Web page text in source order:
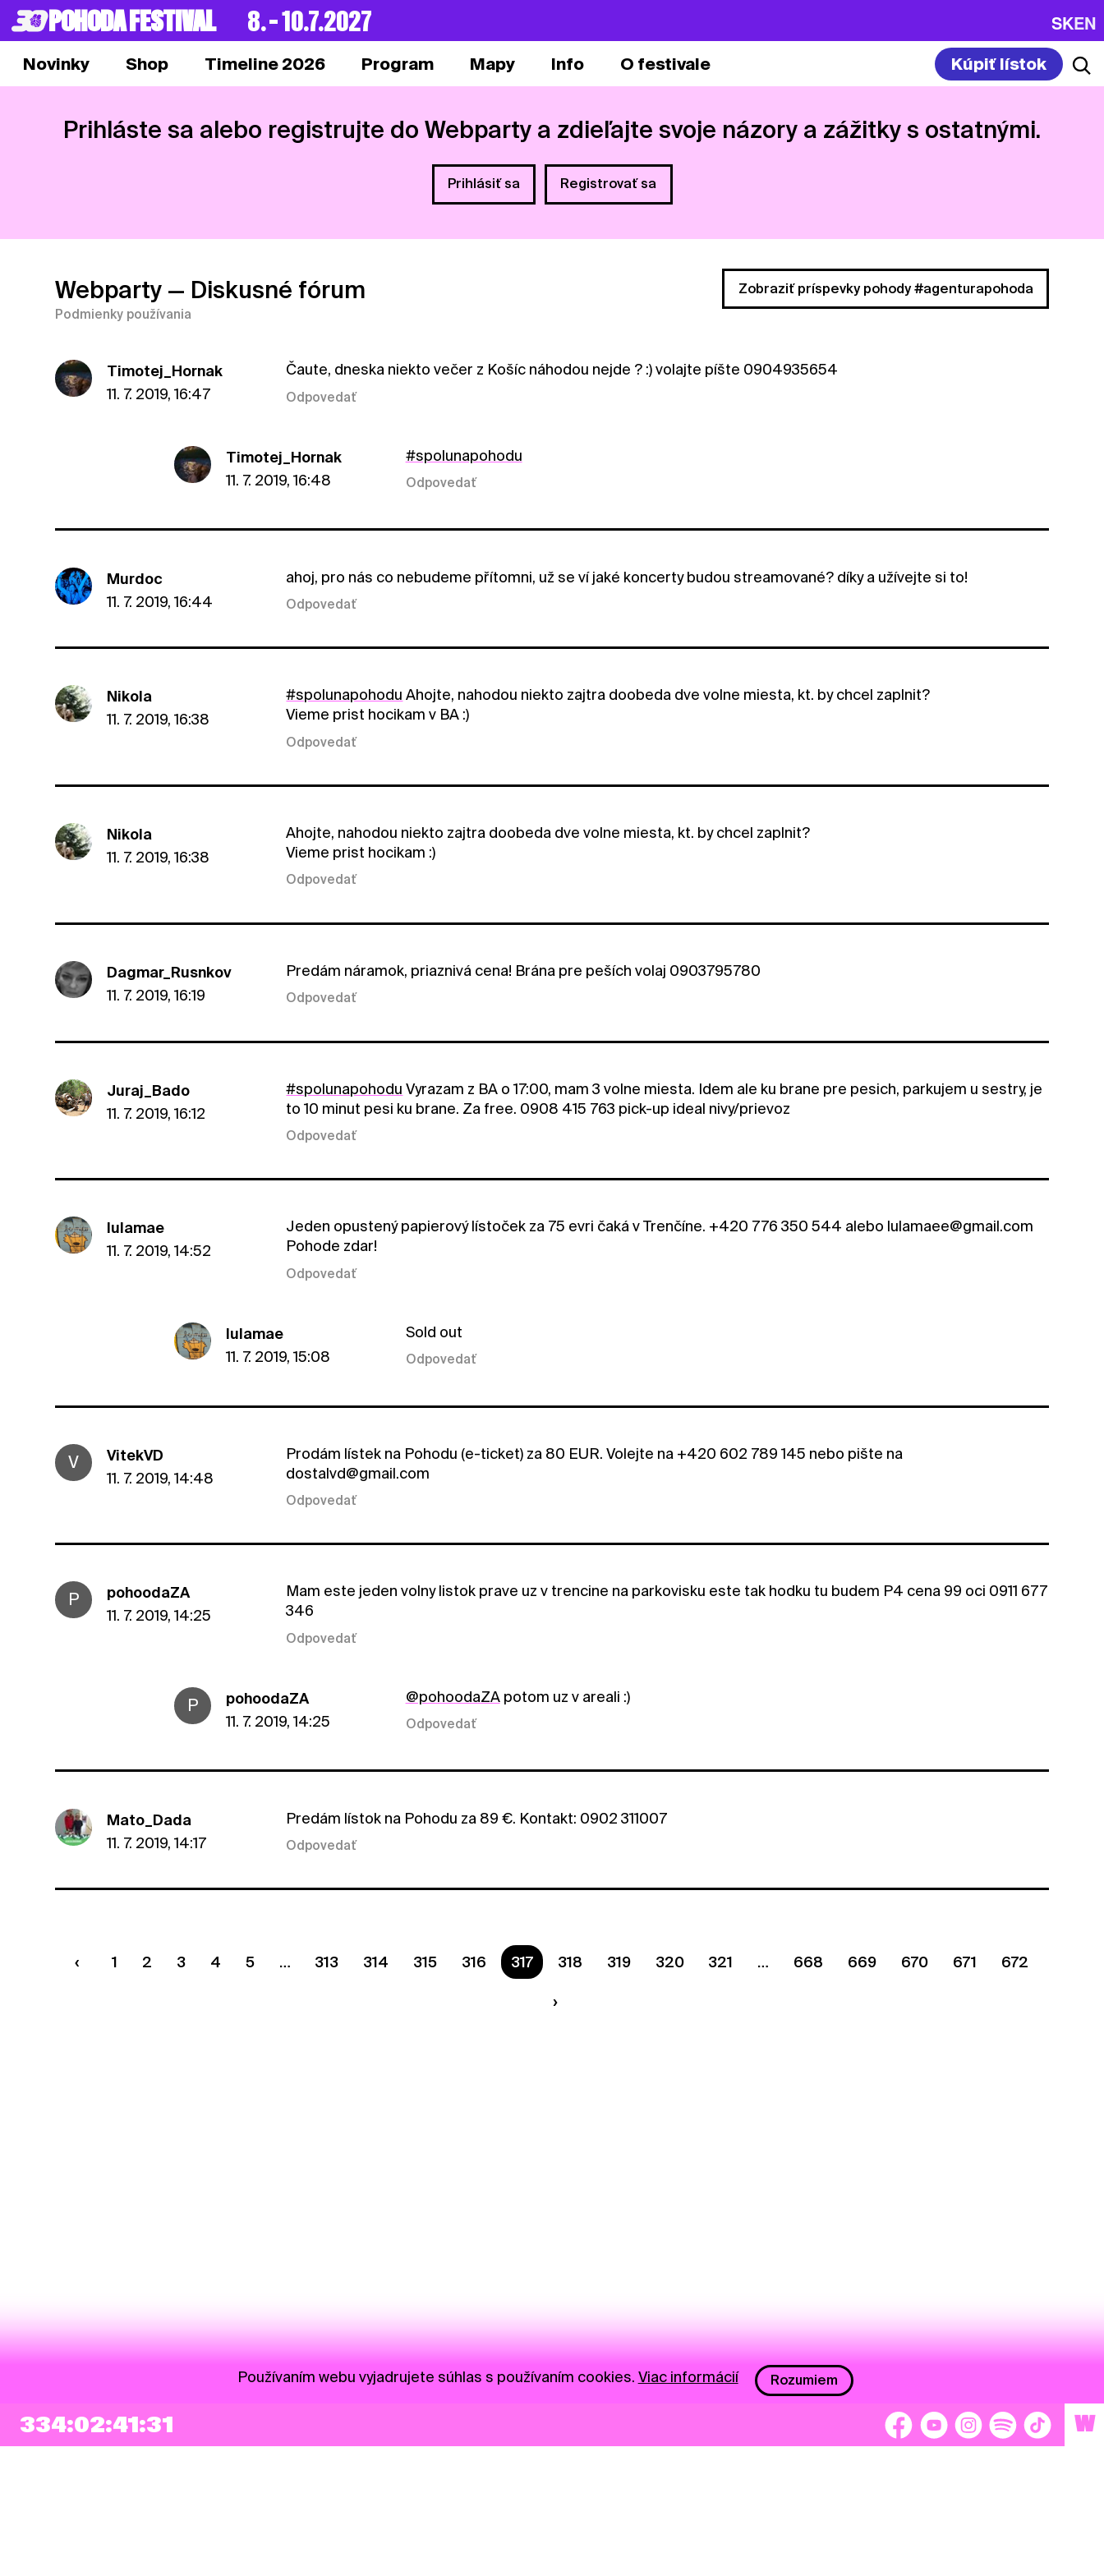
POHODA FESTIVAL 8. – 10.7.2027 SKEN
Novinky Shop Timeline 2026 Program Mapy Info O festivale Kúpiť lístok
Prihláste sa alebo registrujte do Webparty a zdieľajte svoje názory a zážitky s ostatnými.
Prihlásiť sa Registrovať sa
Webparty — Diskusné fórum
Podmienky používania
Zobraziť príspevky pohody #agenturapohoda
Timotej_Hornak
11. 7. 2019, 16:47
Čaute, dneska niekto večer z Košíc náhodou nejde ? :) volajte píšte 0904935654
Odpovedať
Timotej_Hornak
11. 7. 2019, 16:48
#spolunapohodu
Odpovedať
Murdoc
11. 7. 2019, 16:44
ahoj, pro nás co nebudeme přítomni, už se ví jaké koncerty budou streamované? díky a užívejte si to!
Odpovedať
Nikola
11. 7. 2019, 16:38
#spolunapohodu Ahojte, nahodou niekto zajtra doobeda dve volne miesta, kt. by chcel zaplnit?
Vieme prist hocikam v BA :)
Odpovedať
Nikola
11. 7. 2019, 16:38
Ahojte, nahodou niekto zajtra doobeda dve volne miesta, kt. by chcel zaplnit?
Vieme prist hocikam :)
Odpovedať
Dagmar_Rusnkov
11. 7. 2019, 16:19
Predám náramok, priaznivá cena! Brána pre peších volaj 0903795780
Odpovedať
Juraj_Bado
11. 7. 2019, 16:12
#spolunapohodu Vyrazam z BA o 17:00, mam 3 volne miesta. Idem ale ku brane pre pesich, parkujem u sestry, je
to 10 minut pesi ku brane. Za free. 0908 415 763 pick-up ideal nivy/prievoz
Odpovedať
lulamae
11. 7. 2019, 14:52
Jeden opustený papierový lístoček za 75 evri čaká v Trenčíne. +420 776 350 544 alebo lulamaee@gmail.com
Pohode zdar!
Odpovedať
lulamae
11. 7. 2019, 15:08
Sold out
Odpovedať
V
VitekVD
11. 7. 2019, 14:48
Prodám lístek na Pohodu (e-ticket) za 80 EUR. Volejte na +420 602 789 145 nebo pište na
dostalvd@gmail.com
Odpovedať
P
pohoodaZA
11. 7. 2019, 14:25
Mam este jeden volny listok prave uz v trencine na parkovisku este tak hodku tu budem P4 cena 99 oci 0911 677
346
Odpovedať
P
pohoodaZA
11. 7. 2019, 14:25
@pohoodaZApotom uz v areali :)
Odpovedať
Mato_Dada
11. 7. 2019, 14:17
Predám lístok na Pohodu za 89 €. Kontakt: 0902 311007
Odpovedať
1 2 3 4 5 313 314 315 316 Ste na strane
317 318 319 320 321 668 669 670 671 672
334:02:41:31 W
Používaním webu vyjadrujete súhlas s používaním cookies. Viac informácií Rozumiem